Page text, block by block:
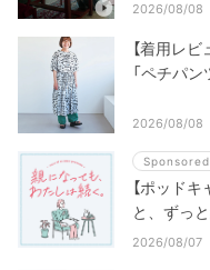
2026/08/08
【着用レ
「ペチパ
2026/08/08
Sponsored
【ポッド
と、ずっ
2026/08/07